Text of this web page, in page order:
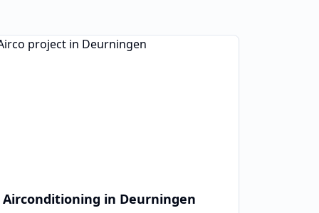
Airconditioning in Deurningen